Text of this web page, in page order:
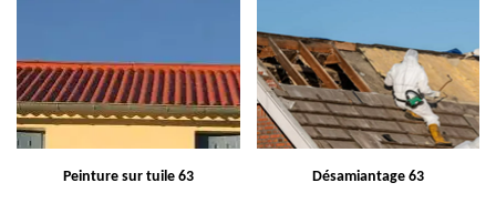
Peinture sur tuile 63 Désamiantage 63